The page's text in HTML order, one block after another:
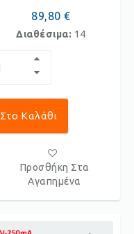
89,80 €
Διαθέσιμα: 14
Στο Καλάθι
Προσθήκη Στα
Αγαπημένα